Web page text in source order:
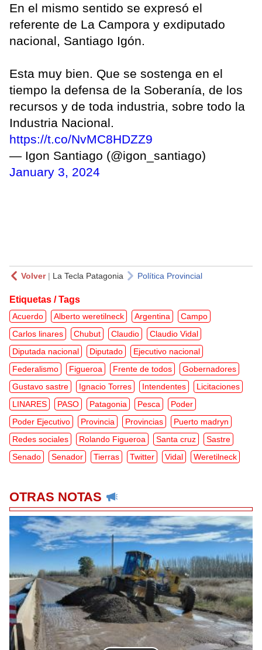
En el mismo sentido se expresó el
referente de La Campora y exdiputado
nacional, Santiago Igón.
Esta muy bien. Que se sostenga en el
tiempo la defensa de la Soberanía, de los
recursos y de toda industria, sobre todo la
Industria Nacional.
https://t.co/NvMC8HDZZ9
— Igon Santiago (@igon_santiago)
January 3, 2024
Volver| La Tecla Patagonia Política Provincial
Etiquetas / Tags
Acuerdo Alberto weretilneck Argentina
Campo
Carlos linares
Chubut Claudio
Claudio Vidal
Diputada nacional
Diputado
Ejecutivo nacional
Federalismo
Figueroa Frente de todos
Gobernadores
Gustavo sastre
Ignacio Torres Intendentes
Licitaciones
LINARES
PASO Patagonia Pesca
Poder
Poder Ejecutivo
Provincia Provincias
Puerto madryn
Redes sociales
Rolando Figueroa Santa cruz
Sastre
Senado
Senador Tierras Twitter Vidal Weretilneck
OTRAS NOTAS